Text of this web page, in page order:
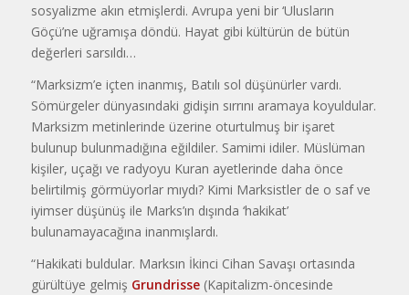
sosyalizme akın etmişlerdi. Avrupa yeni bir ‘Ulusların
Göçü’ne uğramışa döndü. Hayat gibi kültürün de bütün
değerleri sarsıldı…
“Marksizm’e içten inanmış, Batılı sol düşünürler vardı.
Sömürgeler dünyasındaki gidişin sırrını aramaya koyuldular.
Marksizm metinlerinde üzerine oturtulmuş bir işaret
bulunup bulunmadığına eğildiler. Samimi idiler. Müslüman
kişiler, uçağı ve radyoyu Kuran ayetlerinde daha önce
belirtilmiş görmüyorlar mıydı? Kimi Marksistler de o saf ve
iyimser düşünüş ile Marks’ın dışında ‘hakikat’
bulunamayacağına inanmışlardı.
“Hakikati buldular. Marksın İkinci Cihan Savaşı ortasında
gürültüye gelmiş Grundrisse(Kapitalizm-öncesinde